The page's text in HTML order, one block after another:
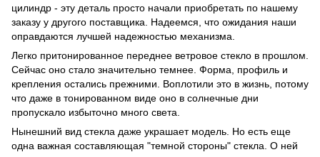
цилиндр - эту деталь просто начали приобретать по нашему
заказу у другого поставщика. Надеемся, что ожидания наши
оправдаются лучшей надежностью механизма.
Легко притонированное переднее ветровое стекло в прошлом.
Сейчас оно стало значительно темнее. Форма, профиль и
крепления остались прежними. Воплотили это в жизнь, потому
что даже в тонированном виде оно в солнечные дни
пропускало избыточно много света.
Нынешний вид стекла даже украшает модель. Но есть еще
одна важная составляющая "темной стороны" стекла. О ней